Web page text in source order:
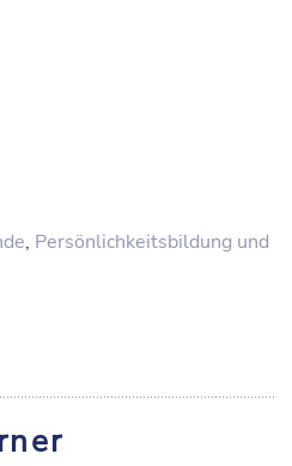
, Persönlichkeitsbildung und